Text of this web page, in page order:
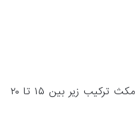
پایه‌ دکلره برای این رنگ ۹ یا ۱۰ و زمان مکث ترکیب زیر بین ۱۵ تا ۲۰